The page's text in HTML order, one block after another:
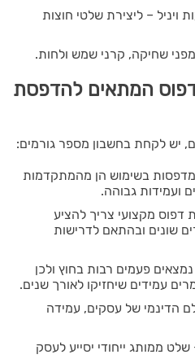
ויניל – ליצירת שלטי חוצות
מפני שחיקה, קרני שמש ולחות.
המתאים להדפסת
יש לקחת בחשבון מספר גורמים:
בשימוש הן מהמתקדמות
ועמידות גבוהה.
דפוס מקצועי צריך להציע
שונים ובהתאם לדרישות
פעמים רבות בחוץ ולכן
עמידים שיחזיקו לאורך שנים.
הדינמי של עסקים, עמידה
ממותג ייחודי יסייע לעסק